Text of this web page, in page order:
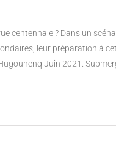
centennale ? Dans un
leur préparation à
Juin 2021.